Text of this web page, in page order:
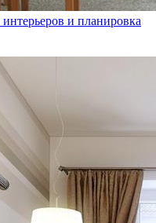
и планировка